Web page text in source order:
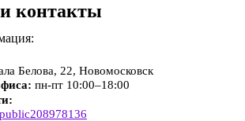
контакты
Белова, 22, Новомосковск
пн-пт 10:00–18:00